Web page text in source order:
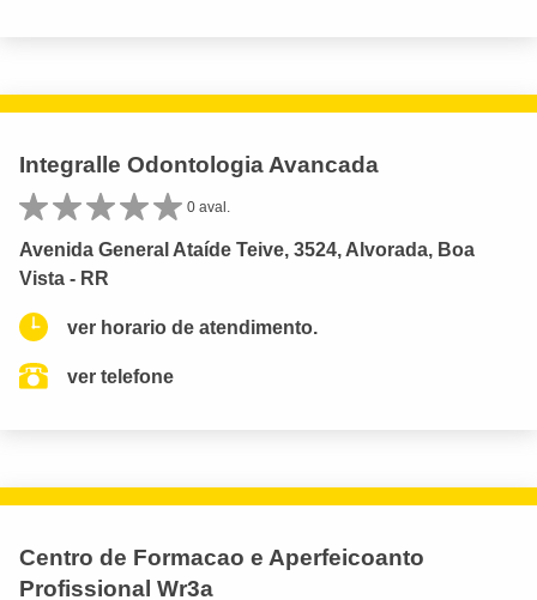
Integralle Odontologia Avancada
0 aval.
Avenida General Ataíde Teive, 3524, Alvorada, Boa
Vista - RR
ver horario de atendimento.
ver telefone
Centro de Formacao e Aperfeicoanto
Profissional Wr3a